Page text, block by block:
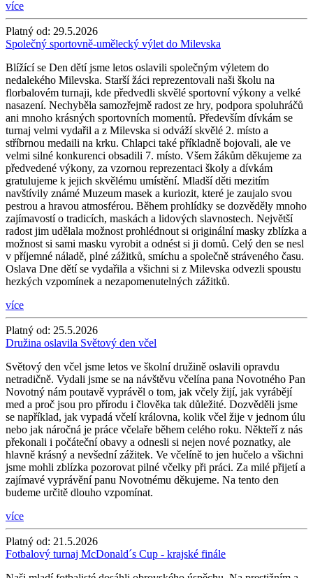
více
Platný od: 29.5.2026
Společný sportovně-umělecký výlet do Milevska
Blížící se Den dětí jsme letos oslavili společným výletem do
nedalekého Milevska. Starší žáci reprezentovali naši školu na
florbalovém turnaji, kde předvedli skvělé sportovní výkony a velké
nasazení. Nechyběla samozřejmě radost ze hry, podpora spoluhráčů
ani mnoho krásných sportovních momentů. Především dívkám se
turnaj velmi vydařil a z Milevska si odváží skvělé 2. místo a
stříbrnou medaili na krku. Chlapci také příkladně bojovali, ale ve
velmi silné konkurenci obsadili 7. místo. Všem žákům děkujeme za
předvedené výkony, za vzornou reprezentaci školy a dívkám
gratulujeme k jejich skvělému umístění. Mladší děti mezitím
navštívily známé Muzeum masek a kuriozit, které je zaujalo svou
pestrou a hravou atmosférou. Během prohlídky se dozvěděly mnoho
zajímavostí o tradicích, maskách a lidových slavnostech. Největší
radost jim udělala možnost prohlédnout si originální masky zblízka a
možnost si sami masku vyrobit a odnést si ji domů. Celý den se nesl
v příjemné náladě, plné zážitků, smíchu a společně stráveného času.
Oslava Dne dětí se vydařila a všichni si z Milevska odvezli spoustu
hezkých vzpomínek a nezapomenutelných zážitků.
více
Platný od: 25.5.2026
Družina oslavila Světový den včel
Světový den včel jsme letos ve školní družině oslavili opravdu
netradičně. Vydali jsme se na návštěvu včelína pana Novotného Pan
Novotný nám poutavě vyprávěl o tom, jak včely žijí, jak vyrábějí
med a proč jsou pro přírodu i člověka tak důležité. Dozvěděli jsme
se například, jak vypadá včelí královna, kolik včel žije v jednom úlu
nebo jak náročná je práce včelaře během celého roku. Někteří z nás
překonali i počáteční obavy a odnesli si nejen nové poznatky, ale
hlavně krásný a nevšední zážitek. Ve včelíně to jen hučelo a všichni
jsme mohli zblízka pozorovat pilné včelky při práci. Za milé přijetí a
zajímavé vyprávění panu Novotnému děkujeme. Na tento den
budeme určitě dlouho vzpomínat.
více
Platný od: 21.5.2026
Fotbalový turnaj McDonald´s Cup - krajské finále